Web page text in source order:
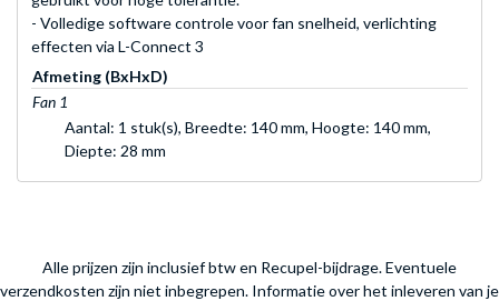
- Volledige software controle voor fan snelheid, verlichting
effecten via L-Connect 3
Afmeting (BxHxD)
Fan 1
Aantal: 1 stuk(s), Breedte: 140 mm, Hoogte: 140 mm,
Diepte: 28 mm
Alle prijzen zijn inclusief btw en Recupel-bijdrage. Eventuele
verzendkosten zijn niet inbegrepen. Informatie over het inleveren van je